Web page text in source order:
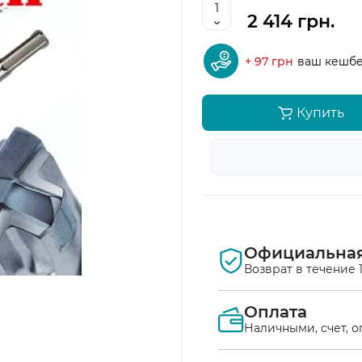
2 414 грн.
+ 97 грн ваш
Купить
Возврат в течение
Оплата
Наличными, счет,